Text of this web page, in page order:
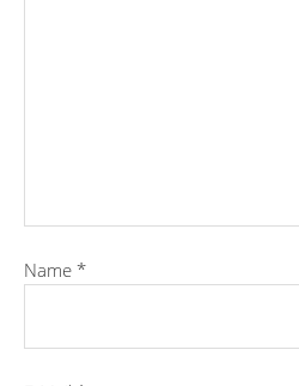
Name *